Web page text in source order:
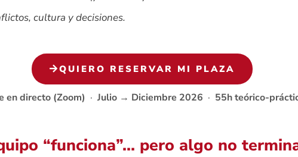
cultura y decisiones.
QUIERO RESERVAR MI PLAZA
en directo (Zoom) · Julio → Diciembre 2026 · 55h teórico-
“funciona”… pero algo no